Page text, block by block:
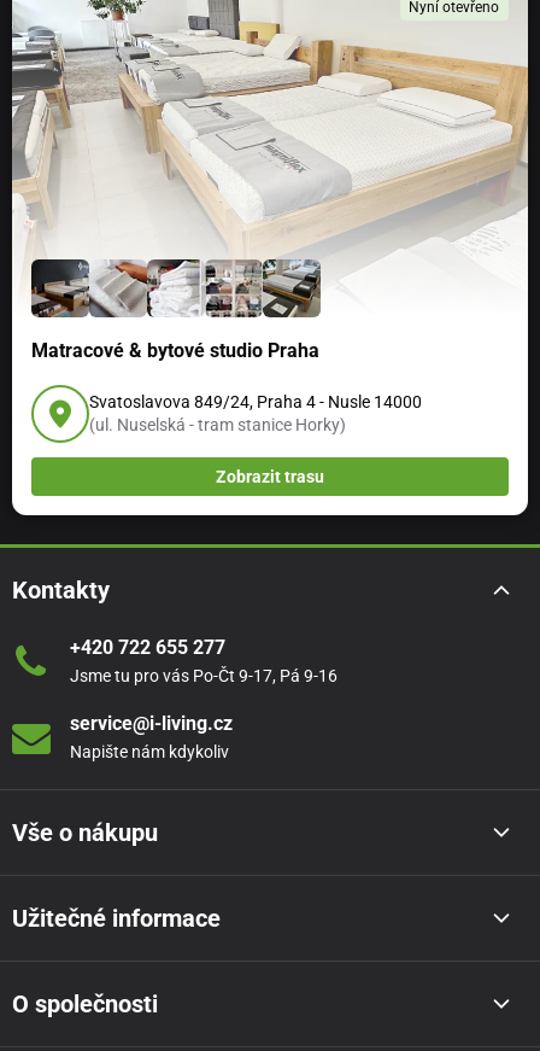
Nyní otevřeno
Matracové & bytové studio Praha
Svatoslavova 849/24, Praha 4 - Nusle 14000
(ul. Nuselská - tram stanice Horky)
Zobrazit trasu
Kontakty
+420 722 655 277
Jsme tu pro vás Po-Čt 9-17, Pá 9-16
service@i-living.cz
Napište nám kdykoliv
Vše o nákupu
Užitečné informace
O společnosti